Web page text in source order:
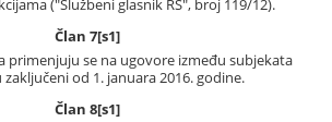
("Službeni glasnik RS", broj 119/12).
Član 7[s1]
primenjuju se na ugovore između subjekata
od 1. januara 2016. godine.
Član 8[s1]